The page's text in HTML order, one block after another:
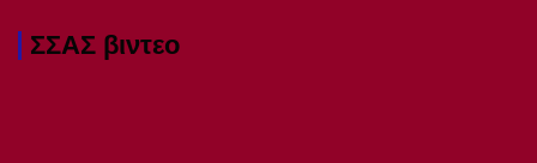
ΣΣΑΣ βιντεο